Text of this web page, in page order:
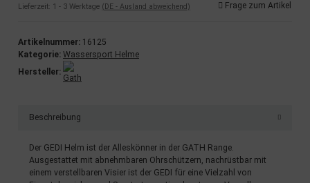
Lieferzeit: 1 - 3 Werktage (DE - Ausland abweichend) Frage zum Artikel
Artikelnummer: 16125
Kategorie: Wassersport Helme
Hersteller:
Beschreibung
Der GEDI Helm ist der Alleskönner in der GATH Range.
Ausgestattet mit abnehmbaren Ohrschützern, nachrüstbar mit
einem verstellbaren Visier ist der GEDI für eine Vielzahl von